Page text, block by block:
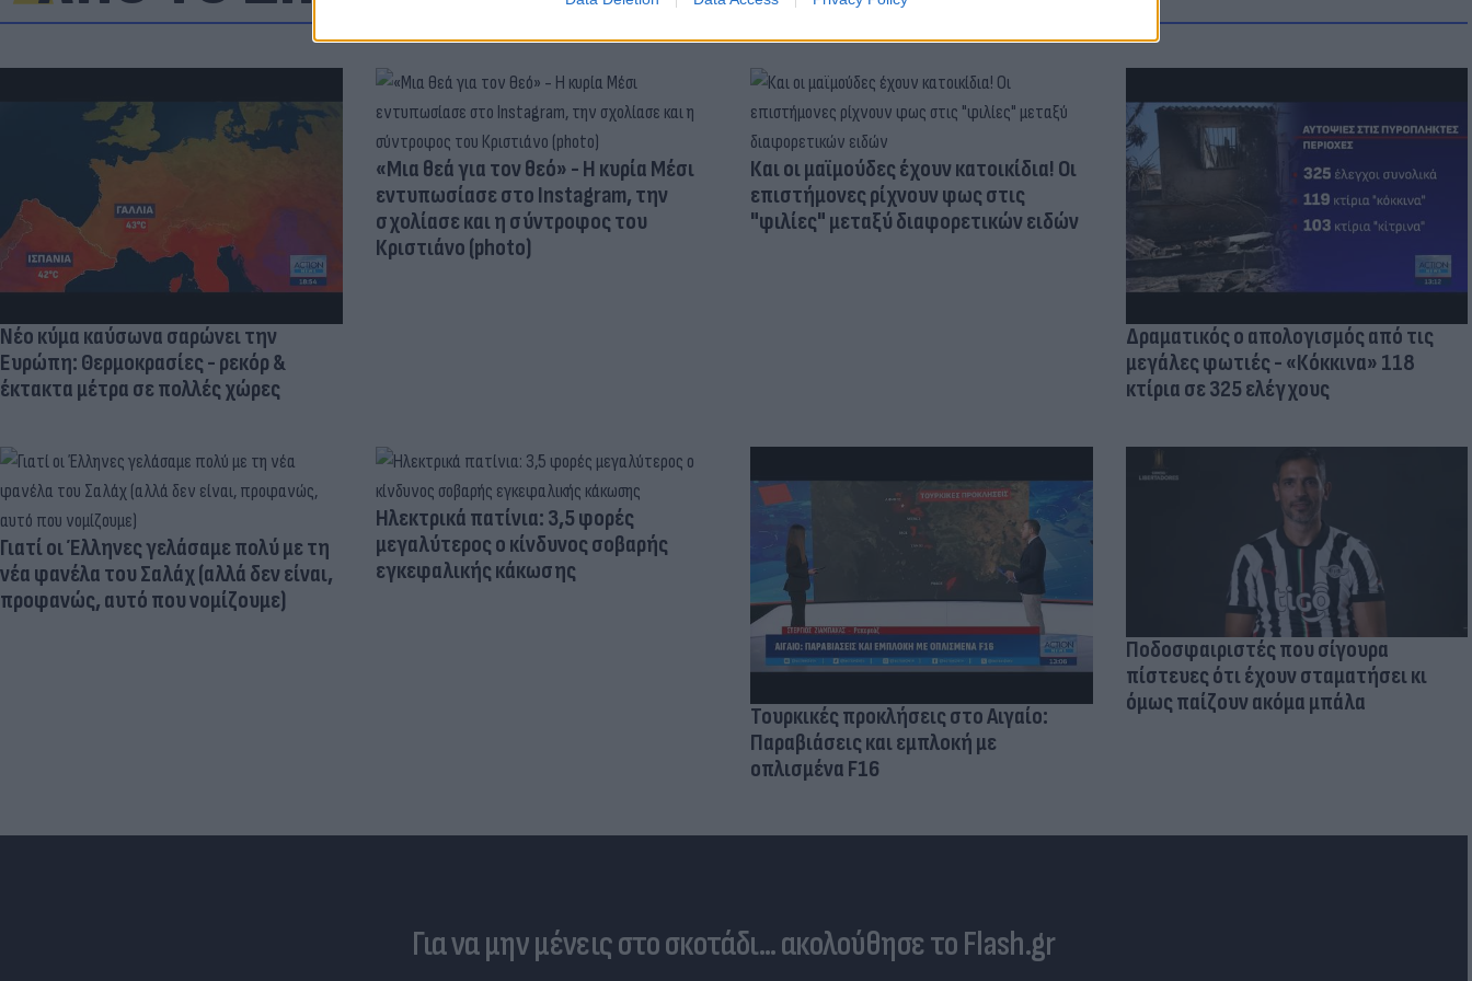
Νέο κύμα καύσωνα σαρώνει την
Ευρώπη: Θερμοκρασίες - ρεκόρ &
έκτακτα μέτρα σε πολλές χώρες
«Μια θεά για τον θεό» - Η κυρία Μέσι
εντυπωσίασε στο Instagram, την
σχολίασε και η σύντροφος του
Κριστιάνο (photo)
Και οι μαϊμούδες έχουν κατοικίδια! Οι
επιστήμονες ρίχνουν φως στις
"φιλίες" μεταξύ διαφορετικών ειδών
Δραματικός ο απολογισμός από τις
μεγάλες φωτιές - «Κόκκινα» 118
κτίρια σε 325 ελέγχους
Γιατί οι Έλληνες γελάσαμε πολύ με τη
νέα φανέλα του Σαλάχ (αλλά δεν είναι,
προφανώς, αυτό που νομίζουμε)
Ηλεκτρικά πατίνια: 3,5 φορές
μεγαλύτερος ο κίνδυνος σοβαρής
εγκεφαλικής κάκωσης
Τουρκικές προκλήσεις στο Αιγαίο:
Παραβιάσεις και εμπλοκή με
οπλισμένα F16
Ποδοσφαιριστές που σίγουρα
πίστευες ότι έχουν σταματήσει κι
όμως παίζουν ακόμα μπάλα
Για να μην μένεις στο σκοτάδι... ακολούθησε το Flash.gr